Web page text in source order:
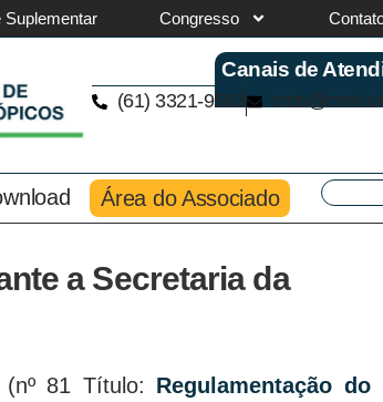
Suplementar Congresso
Canais de
(61) 3321-9563
Área do Associado
a Secretaria da
81 Título: Regulamentação do